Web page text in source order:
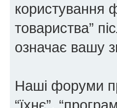
користування
товариства”
означає вашу
Наші форуми